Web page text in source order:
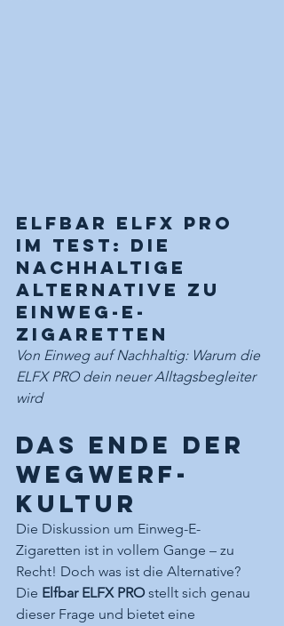
ELFbar ELFX PRO
im Test: Die
nachhaltige
Alternative zu
Einweg-E-
Zigaretten
Von Einweg auf Nachhaltig: Warum die
ELFX PRO dein neuer Alltagsbegleiter
wird
Das Ende der
Wegwerf-
Kultur
Die Diskussion um Einweg-E-
Zigaretten ist in vollem Gange – zu
Recht! Doch was ist die Alternative?
Die Elfbar ELFX PRO stellt sich genau
dieser Frage und bietet eine